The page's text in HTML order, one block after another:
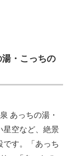
・こっちの
あっちの湯・
星空など、絶景
です。「あっち